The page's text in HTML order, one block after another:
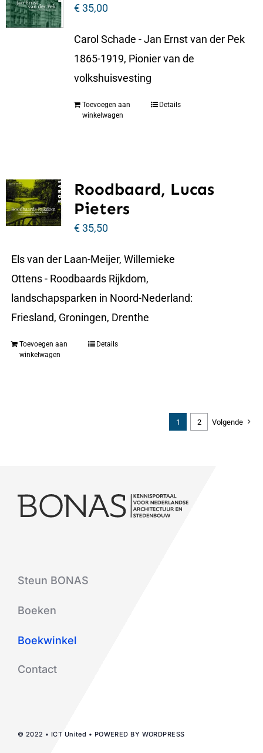
€35,00
Carol Schade - Jan Ernst van der Pek
1865-1919, Pionier van de
volkshuisvesting
Toevoegen aan
winkelwagen
Details
Roodbaard, Lucas
Pieters
€35,50
Els van der Laan-Meijer, Willemieke
Ottens - Roodbaards Rijkdom,
landschapsparken in Noord-Nederland:
Friesland, Groningen, Drenthe
Toevoegen aan
winkelwagen
Details
1 2 Volgende
Steun BONAS
Boeken
Boekwinkel
Contact
© 2022 • ICT United • POWERED BY WORDPRESS